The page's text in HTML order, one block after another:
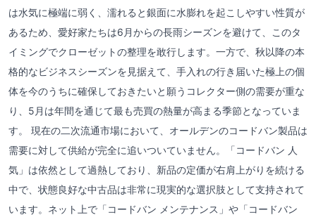
は水気に極端に弱く、濡れると銀面に水膨れを起こしやすい性質が
あるため、愛好家たちは6月からの長雨シーズンを避けて、このタ
イミングでクローゼットの整理を敢行します。一方で、秋以降の本
格的なビジネスシーズンを見据えて、手入れの行き届いた極上の個
体を今のうちに確保しておきたいと願うコレクター側の需要が重な
り、5月は年間を通じて最も売買の熱量が高まる季節となっていま
す。 現在の二次流通市場において、オールデンのコードバン製品は
需要に対して供給が完全に追いついていません。「コードバン 人
気」は依然として過熱しており、新品の定価が右肩上がりを続ける
中で、状態良好な中古品は非常に現実的な選択肢として支持されて
います。ネット上で「コードバン メンテナンス」や「コードバン